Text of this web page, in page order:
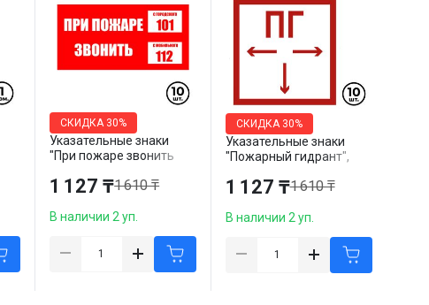
Указательные знаки
"При пожаре звонить
мм, 10 шт/упак
СКИДКА 30%
1 127 ₸1 610 ₸
В наличии 2 уп.
Указательные знаки
"Пожарный гидрант",
СКИДКА 30%
1 127 ₸1 610 ₸
В наличии 2 уп.